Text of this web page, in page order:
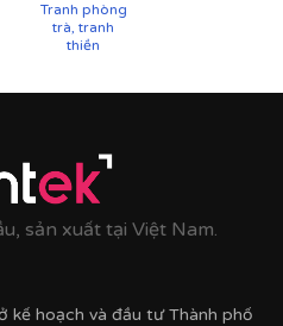
thông đã qua xử lý
mốc.
bo viền chất liệu nhựa
tầm giá trị tranh.
Tranh phòng
trà, tranh
thiền
sản xuất tại Việt Nam.
hoạch và đầu tư Thành phố